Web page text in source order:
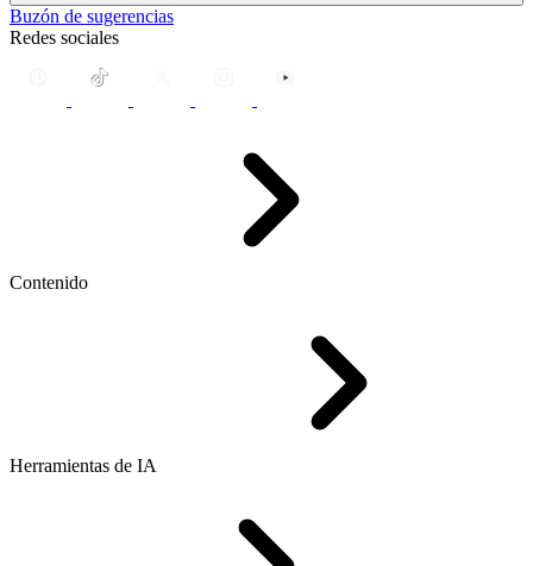
Buzón de sugerencias
Redes sociales
Contenido
Herramientas de IA